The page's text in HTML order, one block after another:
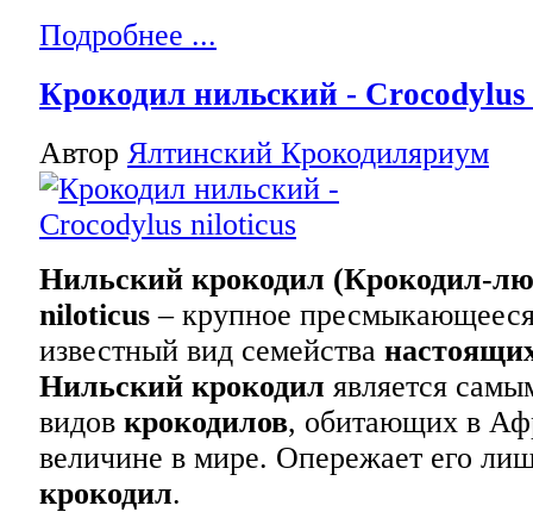
Подробнее ...
Крокодил нильский -
Автор Ялтинский Крокодиляриум
Нильский крокодил (Крокодил-
niloticus – крупное
известный вид семейства
Нильский крокодил является
видов крокодилов, обитающих в
величине в мире. Опережает его
крокодил.